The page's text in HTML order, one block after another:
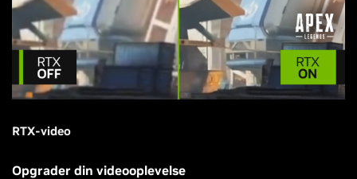
RTX-video
Opgrader din videooplevelse